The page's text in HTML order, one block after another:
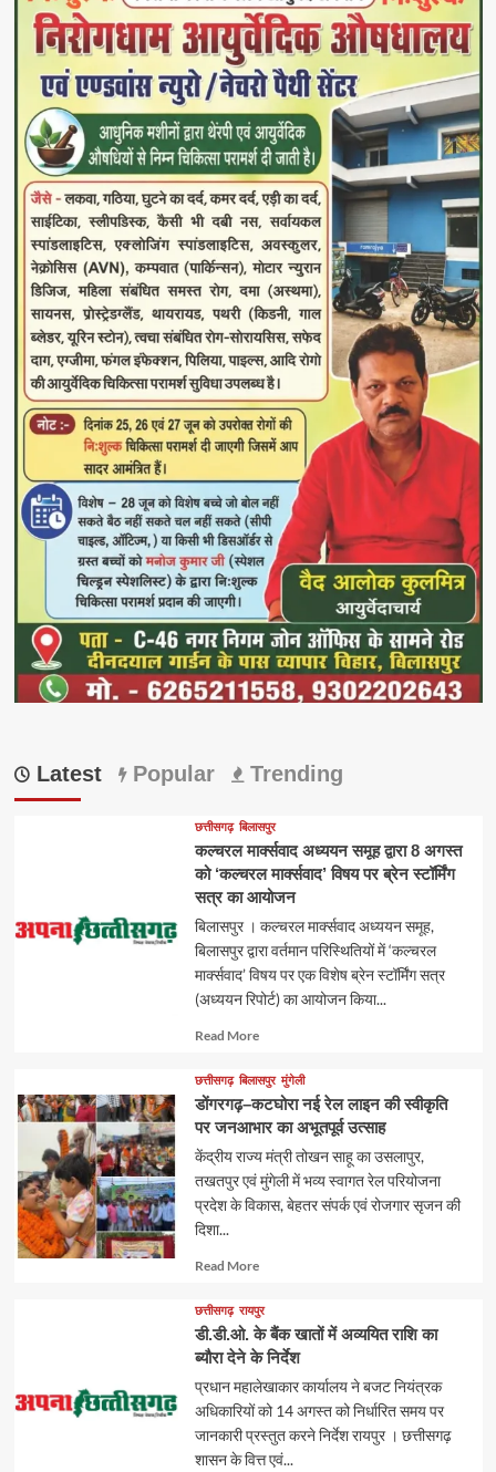
Latest Popular Trending
छत्तीसगढ़ बिलासपुर
कल्चरल मार्क्सवाद अध्ययन समूह द्वारा 8 अगस्त
को ‘कल्चरल मार्क्सवाद’ विषय पर ब्रेन स्टॉर्मिंग
सत्र का आयोजन
बिलासपुर । कल्चरल मार्क्सवाद अध्ययन समूह,
बिलासपुर द्वारा वर्तमान परिस्थितियों में ‘कल्चरल
मार्क्सवाद’ विषय पर एक विशेष ब्रेन स्टॉर्मिंग सत्र
(अध्ययन रिपोर्ट) का आयोजन किया...
Read MoreRead
about
छत्तीसगढ़ बिलासपुर मुंगेली
डोंगरगढ़–कटघोरा नई रेल लाइन की स्वीकृति
पर जनआभार का अभूतपूर्व उत्साह
केंद्रीय राज्य मंत्री तोखन साहू का उसलापुर,
तखतपुर एवं मुंगेली में भव्य स्वागत रेल परियोजना
प्रदेश के विकास, बेहतर संपर्क एवं रोजगार सृजन की
दिशा...
Read MoreRead
about
छत्तीसगढ़ रायपुर
डी.डी.ओ. के बैंक खातों में अव्ययित राशि का
ब्यौरा देने के निर्देश
प्रधान महालेखाकार कार्यालय ने बजट नियंत्रक
अधिकारियों को 14 अगस्त को निर्धारित समय पर
जानकारी प्रस्तुत करने निर्देश रायपुर । छत्तीसगढ़
शासन के वित्त एवं...